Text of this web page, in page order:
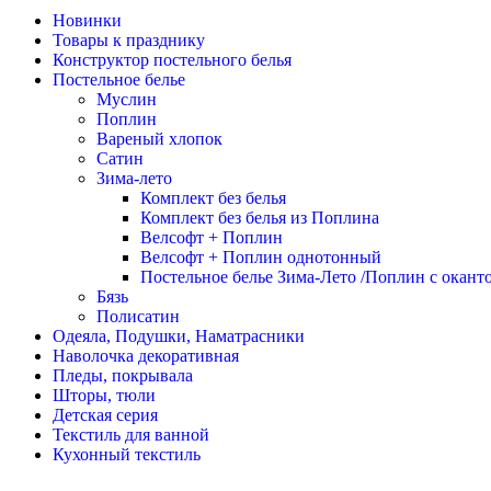
Новинки
Товары к празднику
Конструктор постельного белья
Постельное белье
Муслин
Поплин
Вареный хлопок
Сатин
Зима-лето
Комплект без белья
Комплект без белья из Поплина
Велсофт + Поплин
Велсофт + Поплин однотонный
Постельное белье Зима-Лето /Поплин с
Бязь
Полисатин
Одеяла, Подушки, Наматрасники
Наволочка декоративная
Пледы, покрывала
Шторы, тюли
Детская серия
Текстиль для ванной
Кухонный текстиль